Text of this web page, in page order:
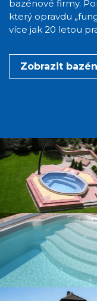
bazénové firmy.
který opravdu
více jak 20 letou
Zobrazit